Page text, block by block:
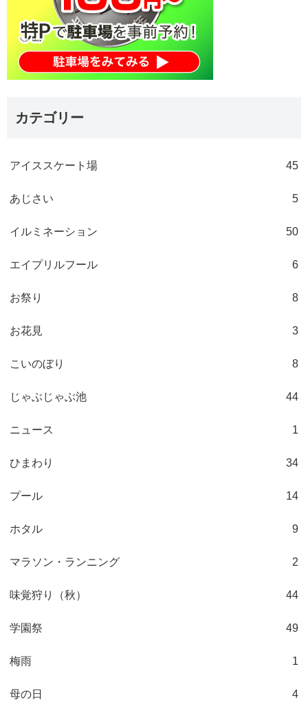
カテゴリー
アイススケート場 45
あじさい 5
イルミネーション 50
エイプリルフール 6
お祭り 8
お花見 3
こいのぼり 8
じゃぶじゃぶ池 44
ニュース 1
ひまわり 34
プール 14
ホタル 9
マラソン・ランニング 2
味覚狩り（秋） 44
学園祭 49
梅雨 1
母の日 4